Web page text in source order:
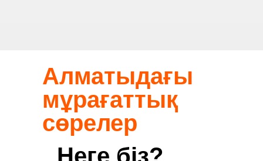
Алматыдағы
мұрағаттық
сөрелер